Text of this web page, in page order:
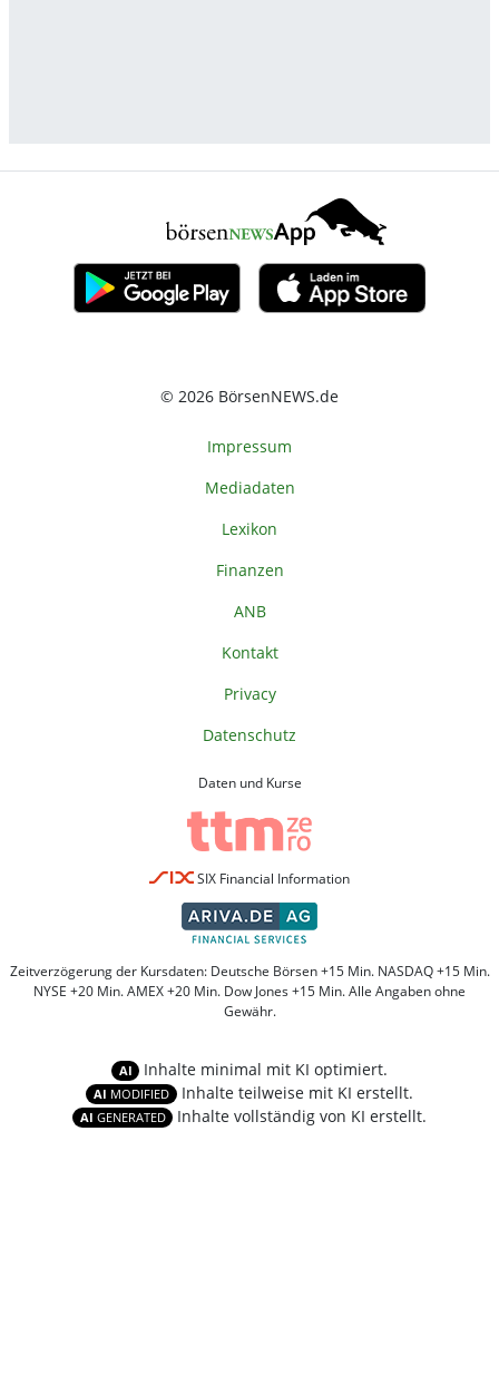
© 2026 BörsenNEWS.de
Impressum
Mediadaten
Lexikon
Finanzen
ANB
Kontakt
Privacy
Datenschutz
Daten und Kurse
SIX Financial Information
Zeitverzögerung der Kursdaten: Deutsche Börsen +15 Min. NASDAQ +15 Min.
NYSE +20 Min. AMEX +20 Min. Dow Jones +15 Min. Alle Angaben ohne
Gewähr.
AI Inhalte minimal mit KI optimiert.
AI MODIFIED Inhalte teilweise mit KI erstellt.
AI GENERATED Inhalte vollständig von KI erstellt.